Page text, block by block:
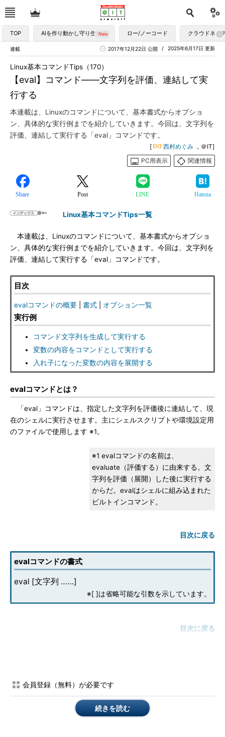
TOP AIを作り動かし守り生かす ロー/ノーコード クラウドネイ
連載 2025年6月17日 更新
2017年12月22日 公開
【eval】コマンド――文字列を評価、連結して実
行する
Linux基本コマンドTips（170）
本連載は、Linuxのコマンドについて、基本書式からオプショ
ン、具体的な実行例までを紹介していきます。今回は、文字列を
評価、連結して実行する「eval」コマンドです。
[ 西村めぐみ ，＠IT]
PC用表示
関連情報
Share Post LINE Hatena
Linux基本コマンドTips一覧
本連載は、Linuxのコマンドについて、基本書式からオプショ
ン、具体的な実行例までを紹介していきます。今回は、文字列を
評価、連結して実行する「eval」コマンドです。
目次
evalコマンドの概要 書式 オプション一覧
実行例
コマンド文字列を生成して実行する
変数の内容をコマンドとして実行する
入れ子になった変数の内容を展開する
evalコマンドとは？
「eval」コマンドは、指定した文字列を評価後に連結して、現
在のシェルに実行させます。主にシェルスクリプトや環境設定用
のファイルで使用します ※1。
※1 evalコマンドの名前は、
evaluate（評価する）に由来する。文
字列を評価（展開）した後に実行する
からだ。evalはシェルに組み込まれた
ビルトインコマンド。
目次に戻る
evalコマンドの書式
eval [文字列 ……]
※[ ]は省略可能な引数を示しています。
目次に戻る
会員登録（無料）が必要です
続きを読む